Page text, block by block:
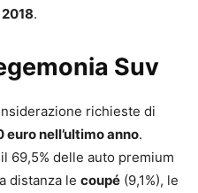
.
Suv
richieste di
euro nell’ultimo anno.
69,5% delle auto premium
distanza le coupé (9,1%), le